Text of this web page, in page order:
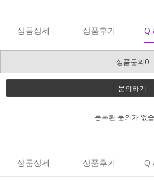
상품상세 상품후기 Q
상품문의0
문의하기
등록된 문의가 없
상품상세 상품후기 Q